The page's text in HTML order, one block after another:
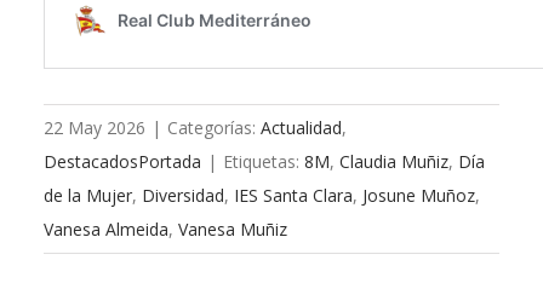
22 May 2026 | Categorías: Actualidad,
DestacadosPortada | Etiquetas: 8M, Claudia Muñiz, Día
de la Mujer, Diversidad, IES Santa Clara, Josune Muñoz,
Vanesa Almeida, Vanesa Muñiz